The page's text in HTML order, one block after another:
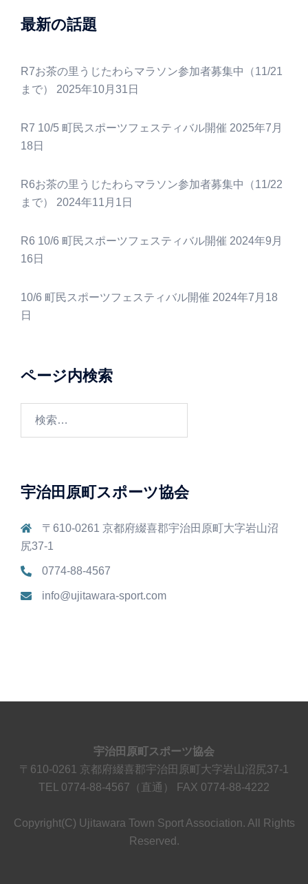
最新の話題
R7お茶の里うじたわらマラソン参加者募集中（11/21
まで）
2025年10月31日
R7 10/5 町民スポーツフェスティバル開催 2025年7月
18日
R6お茶の里うじたわらマラソン参加者募集中（11/22
まで）
2024年11月1日
R6 10/6 町民スポーツフェスティバル開催 2024年9月
16日
10/6 町民スポーツフェスティバル開催 2024年7月18
日
ページ内検索
宇治田原町スポーツ協会
〒610-0261 京都府綴喜郡宇治田原町大字岩山沼
尻37-1
0774-88-4567
info@ujitawara-sport.com
宇治田原町スポーツ協会
〒610-0261 京都府綴喜郡宇治田原町大字岩山沼尻37-1
TEL 0774-88-4567（直通） FAX 0774-88-4222
Copyright(C) Ujitawara Town Sport Association. All Rights
Reserved.